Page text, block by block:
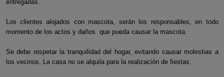
entregadas.
Los clientes alojados con mascota, serán los responsables, en todo
momento de los actos y daños que pueda causar la mascota.
Se debe respetar la tranquilidad del hogar, evitando causar molestias a
los vecinos. La casa no se alquila para la realización de fiestas.